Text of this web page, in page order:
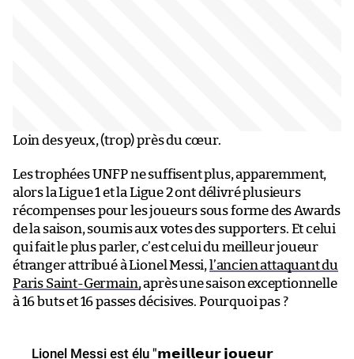
Loin des yeux, (trop) près du cœur.
Les trophées UNFP ne suffisent plus, apparemment,
alors la Ligue 1 et la Ligue 2 ont délivré plusieurs
récompenses pour les joueurs sous forme des Awards
de la saison, soumis aux votes des supporters. Et celui
qui fait le plus parler, c’est celui du meilleur joueur
étranger attribué à Lionel Messi, l’ancien attaquant du
Paris Saint-Germain,après une saison exceptionnelle
à 16 buts et 16 passes décisives. Pourquoi pas ?
Lionel Messi est élu "𝗺𝗲𝗶𝗹𝗹𝗲𝘂𝗿 𝗷𝗼𝘂𝗲𝘂𝗿